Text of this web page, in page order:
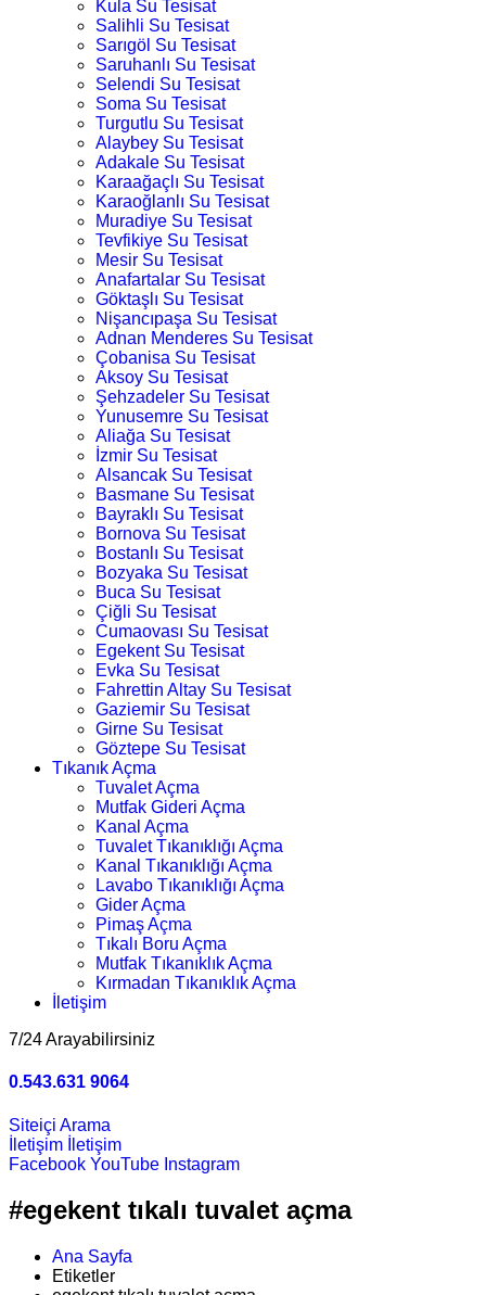
Kula Su Tesisat
Salihli Su Tesisat
Sarıgöl Su Tesisat
Saruhanlı Su Tesisat
Selendi Su Tesisat
Soma Su Tesisat
Turgutlu Su Tesisat
Alaybey Su Tesisat
Adakale Su Tesisat
Karaağaçlı Su Tesisat
Karaoğlanlı Su Tesisat
Muradiye Su Tesisat
Tevfikiye Su Tesisat
Mesir Su Tesisat
Anafartalar Su Tesisat
Göktaşlı Su Tesisat
Nişancıpaşa Su Tesisat
Adnan Menderes Su Tesisat
Çobanisa Su Tesisat
Aksoy Su Tesisat
Şehzadeler Su Tesisat
Yunusemre Su Tesisat
Aliağa Su Tesisat
İzmir Su Tesisat
Alsancak Su Tesisat
Basmane Su Tesisat
Bayraklı Su Tesisat
Bornova Su Tesisat
Bostanlı Su Tesisat
Bozyaka Su Tesisat
Buca Su Tesisat
Çiğli Su Tesisat
Cumaovası Su Tesisat
Egekent Su Tesisat
Evka Su Tesisat
Fahrettin Altay Su Tesisat
Gaziemir Su Tesisat
Girne Su Tesisat
Göztepe Su Tesisat
Tıkanık Açma
Tuvalet Açma
Mutfak Gideri Açma
Kanal Açma
Tuvalet Tıkanıklığı Açma
Kanal Tıkanıklığı Açma
Lavabo Tıkanıklığı Açma
Gider Açma
Pimaş Açma
Tıkalı Boru Açma
Mutfak Tıkanıklık Açma
Kırmadan Tıkanıklık Açma
İletişim
7/24 Arayabilirsiniz
0.543.631 9064
Siteiçi Arama
İletişim
İletişim
Facebook YouTube Instagram
#egekent tıkalı tuvalet açma
Ana Sayfa
Etiketler